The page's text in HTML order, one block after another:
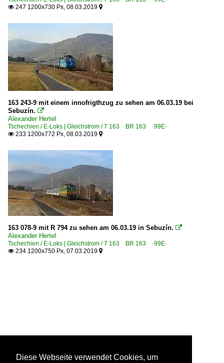
 247 1200x730 Px, 08.03.2019 
163 243-9 mit einem innofrigthzug zu sehen am 06.03.19 bei
Sebuzín. 
Alexander Hertel
Tschechien / E-Loks | Gleichstrom / 7 163 BR 163 ·99E·
 233 1200x772 Px, 08.03.2019 
163 078-9 mit R 794 zu sehen am 06.03.19 in Sebuzín. 
Alexander Hertel
Tschechien / E-Loks | Gleichstrom / 7 163 BR 163 ·99E·
 234 1200x750 Px, 07.03.2019 
Diese Webseite verwendet Cookies, um